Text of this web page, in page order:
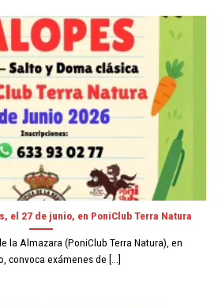
el 27 de junio, en PoniClub Terra Natura
la Almazara (PoniClub Terra Natura), en
convoca exámenes de [...]